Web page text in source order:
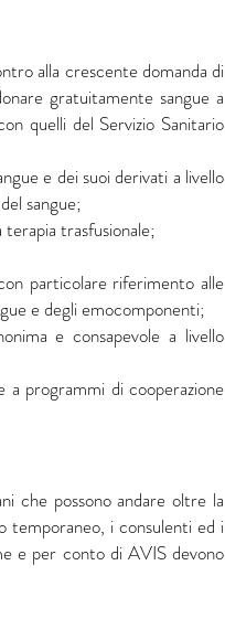
alla crescente domanda di
gratuitamente sangue a
quelli del Servizio Sanitario
e dei suoi derivati a livello
sangue;
trasfusionale;
particolare riferimento alle
e degli emocomponenti;
e consapevole a livello
a programmi di cooperazione
che possono andare oltre la
temporaneo, i consulenti ed i
e per conto di AVIS devono